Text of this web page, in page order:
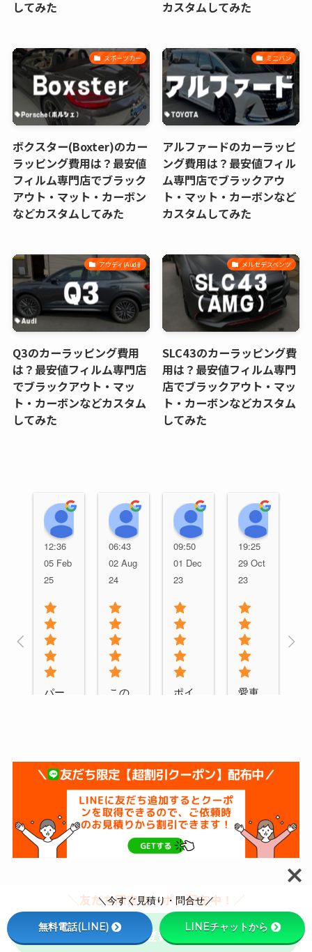
してみた
カスタムしてみた
スポーツカー
ボクスター(Boxter)のカー
ラッピング費用は？最安値
フィルム専門店でブラック
アウト・マット・カーボン
などカスタムしてみた
ミニバン
アルファードのカーラッピ
ング費用は？最安値フィル
ム専門店でブラックアウ
ト・マット・カーボンなど
カスタムしてみた
アウディ(Audi)
Q3のカーラッピング費用
は？最安値フィルム専門店
でブラックアウト・マッ
ト・カーボンなどカスタム
してみた
メルセデスベンツ
SLC43のカーラッピング費
用は？最安値フィルム専門
店でブラックアウト・マッ
ト・カーボンなどカスタム
してみた
TAIKI HS
12:36
05 Feb
25
パー
をお
願い
た。
問い
合わ
対応
もス
ムー
Yuki Shiraishi
06:43
02 Aug
24
この
ッピ
ング
あり
がと
うご
ざい
とて
も綺
麗
で、
my stand
09:50
01 Dec
23
ポイ
グを
依頼
これ
まで
東京
都心
でラ
ング
をや
って
くれ
19:25
29 Oct
23
愛車
ンパ
ーパ
ーツ
ラッ
クア
ウト
もら
いま
し
た。
＼友だち限定クーポン配布中！／
まずはLINE登録 （1分で完了）
＼今すぐ見積り・問合せ／
無料電話(LINE) LINEチャットから